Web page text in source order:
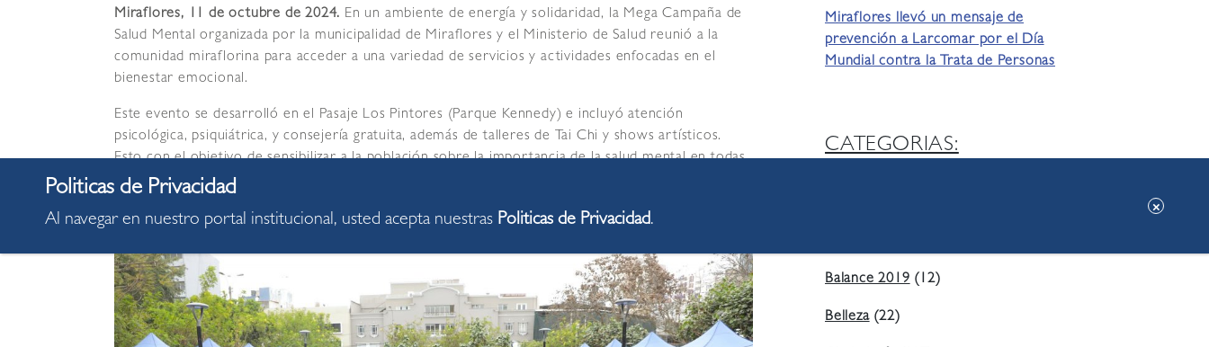
Miraflores, 11 de octubre de 2024. En un ambiente de energía y solidaridad, la Mega Campaña de
Salud Mental organizada por la municipalidad de Miraflores y el Ministerio de Salud reunió a la
comunidad miraflorina para acceder a una variedad de servicios y actividades enfocadas en el
bienestar emocional.
Este evento se desarrolló en el Pasaje Los Pintores (Parque Kennedy) e incluyó atención
psicológica, psiquiátrica, y consejería gratuita, además de talleres de Tai Chi y shows artísticos.
Esto con el objetivo de sensibilizar a la población sobre la importancia de la salud mental en todas
las etapas de la vida.
Miraflores llevó un mensaje de
prevención a Larcomar por el Día
Mundial contra la Trata de Personas
CATEGORIAS:
Balance 2019(12)
Belleza(22)
Al navegar en nuestro portal institucional, usted acepta nuestras Politicas de Privacidad.